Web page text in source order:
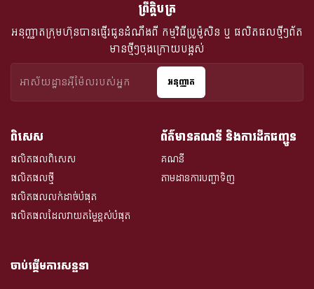
ពិសេស
ផលិតផលពិសេស
ផលិតផលថ្មី
ផលិតផលលក់ដាច់បំផុត
ផលិតផលដែលវាយតម្លៃខ្ពស់បំផុត
ព័ត៌មានគណនី និងការដឹកជញ្ជូន
គណនី
តាមដានការបញ្ជាទិញ
ព្រឹត្តិបត្រ
អនុញ្ញាតក្រុមហ៊ុនបានផ្ញើរជូនដំណឹងពី​ កម្មវិធីប្រូម៉ូសិន ឬ ផលិតផលថ្មីៗព័ត
មានថ្មីៗចុងក្រោយបង្អស់
អនុញ្ញាត
ចាប់ផ្តើមការសន្ទនា